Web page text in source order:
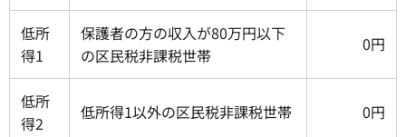
低所
得1
保護者の方の収入が80万円以下
の区民税非課税世帯
0円
低所
得2
低所得1以外の区民税非課税世帯 0円